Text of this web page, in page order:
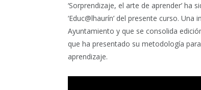
‘Sorprendizaje, el arte de aprender’ ha
‘Educ@lhaurín’ del presente curso.
Ayuntamiento y que se consolida
que ha presentado su metodología
aprendizaje.